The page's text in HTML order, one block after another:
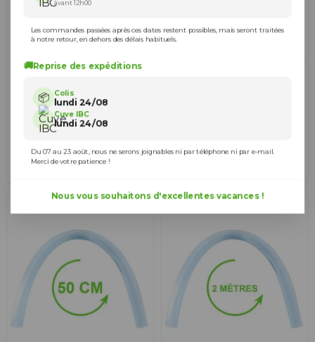
Tuyau Cristal diamètre 15
mètres
13,90 €
Ajouter au panier
avant 12h00
Les commandes passées après ces dates restent possibles, mais seront traitées
à notre retour, en dehors des délais habituels.
🚚Reprise des expéditions
📦 Colis
lundi 24/08
Cuve IBC
lundi 24/08
Du 07 au 23 août, nous ne serons joignables ni par téléphone ni par e-mail.
Merci de votre patience !
Nous vous souhaitons d'excellentes vacances !